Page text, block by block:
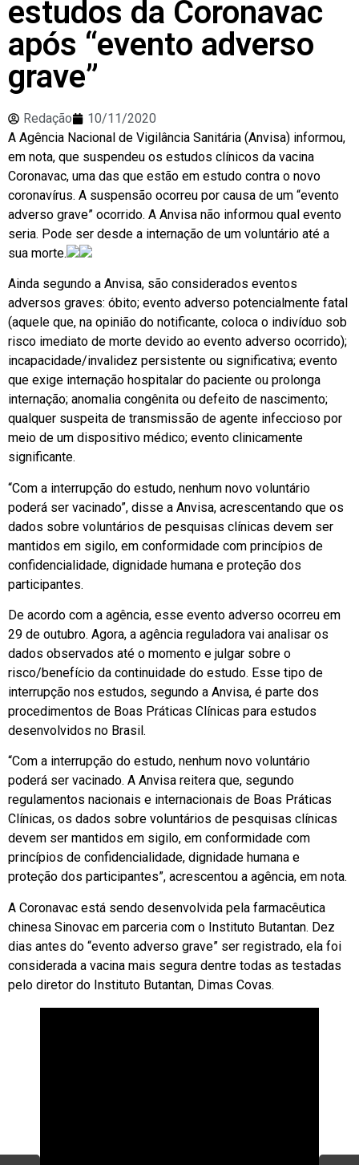
estudos da Coronavac
após “evento adverso
grave”
Redação
10/11/2020
A Agência Nacional de Vigilância Sanitária (Anvisa) informou,
em nota, que suspendeu os estudos clínicos da vacina
Coronavac, uma das que estão em estudo contra o novo
coronavírus. A suspensão ocorreu por causa de um “evento
adverso grave” ocorrido. A Anvisa não informou qual evento
seria. Pode ser desde a internação de um voluntário até a
sua morte.
Ainda segundo a Anvisa, são considerados eventos
adversos graves: óbito; evento adverso potencialmente fatal
(aquele que, na opinião do notificante, coloca o indivíduo sob
risco imediato de morte devido ao evento adverso ocorrido);
incapacidade/invalidez persistente ou significativa; evento
que exige internação hospitalar do paciente ou prolonga
internação; anomalia congênita ou defeito de nascimento;
qualquer suspeita de transmissão de agente infeccioso por
meio de um dispositivo médico; evento clinicamente
significante.
“Com a interrupção do estudo, nenhum novo voluntário
poderá ser vacinado”, disse a Anvisa, acrescentando que os
dados sobre voluntários de pesquisas clínicas devem ser
mantidos em sigilo, em conformidade com princípios de
confidencialidade, dignidade humana e proteção dos
participantes.
De acordo com a agência, esse evento adverso ocorreu em
29 de outubro. Agora, a agência reguladora vai analisar os
dados observados até o momento e julgar sobre o
risco/benefício da continuidade do estudo. Esse tipo de
interrupção nos estudos, segundo a Anvisa, é parte dos
procedimentos de Boas Práticas Clínicas para estudos
desenvolvidos no Brasil.
“Com a interrupção do estudo, nenhum novo voluntário
poderá ser vacinado. A Anvisa reitera que, segundo
regulamentos nacionais e internacionais de Boas Práticas
Clínicas, os dados sobre voluntários de pesquisas clínicas
devem ser mantidos em sigilo, em conformidade com
princípios de confidencialidade, dignidade humana e
proteção dos participantes”, acrescentou a agência, em nota.
A Coronavac está sendo desenvolvida pela farmacêutica
chinesa Sinovac em parceria com o Instituto Butantan. Dez
dias antes do “evento adverso grave” ser registrado, ela foi
considerada a vacina mais segura dentre todas as testadas
pelo diretor do Instituto Butantan, Dimas Covas.